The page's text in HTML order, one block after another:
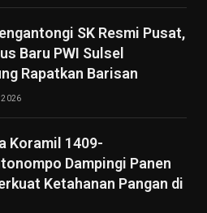
SK Resmi Pusat,
Baru PWI Sulsel
Rapatkan Barisan
2026
Koramil 1409-
Dampingi Panen
Ketahanan Pangan di